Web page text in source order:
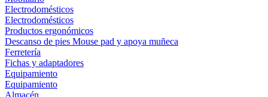
Electrodomésticos
Electrodomésticos
Productos ergonómicos
Descanso de pies Mouse pad y apoya muñeca
Ferretería
Fichas y adaptadores
Equipamiento
Equipamiento
Almacén